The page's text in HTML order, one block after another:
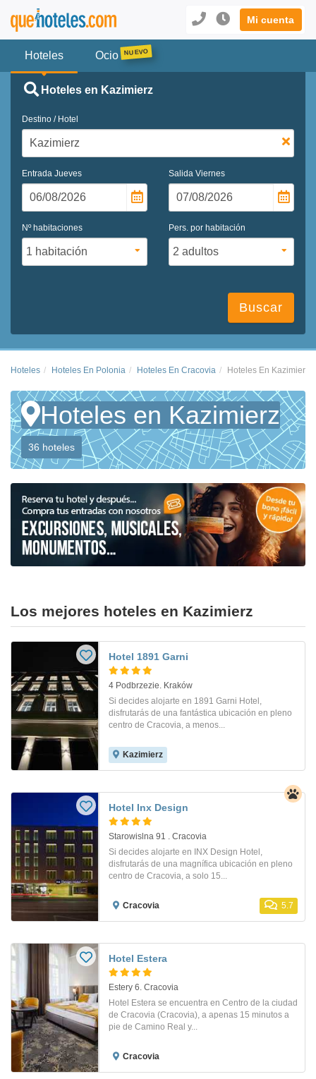
Mi cuenta
Hoteles Ocio
Hoteles en Kazimierz
Destino / Hotel
Entrada Jueves Salida Viernes
Nº habitaciones Pers. por habitación
Buscar
Hoteles Hoteles En Polonia Hoteles En Cracovia Hoteles En Kazimierz
Hoteles en Kazimierz
36 hoteles
Los mejores hoteles en Kazimierz
Hotel 1891 Garni
4 Podbrzezie. Kraków
Si decides alojarte en 1891 Garni Hotel,
disfrutarás de una fantástica ubicación en pleno
centro de Cracovia, a menos...
Kazimierz
Hotel Inx Design
Starowislna 91 . Cracovia
Si decides alojarte en INX Design Hotel,
disfrutarás de una magnífica ubicación en pleno
centro de Cracovia, a solo 15...
Cracovia 5.7
Hotel Estera
Estery 6. Cracovia
Hotel Estera se encuentra en Centro de la ciudad
de Cracovia (Cracovia), a apenas 15 minutos a
pie de Camino Real y...
Cracovia